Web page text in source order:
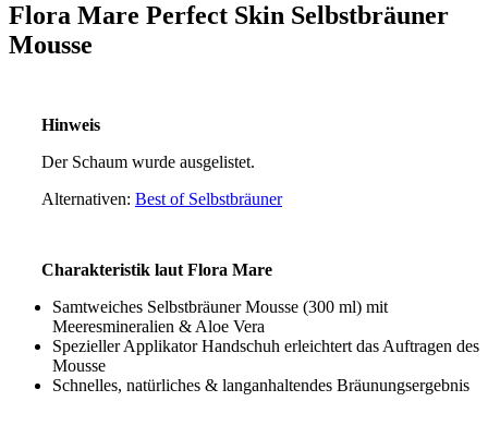
Flora Mare Perfect Skin Selbstbräuner
Mousse
Hinweis
Der Schaum wurde ausgelistet.
Alternativen: Best of Selbstbräuner
Charakteristik laut Flora Mare
Samtweiches Selbstbräuner Mousse (300 ml) mit
Meeresmineralien & Aloe Vera
Spezieller Applikator Handschuh erleichtert das Auftragen des
Mousse
Schnelles, natürliches & langanhaltendes Bräunungsergebnis